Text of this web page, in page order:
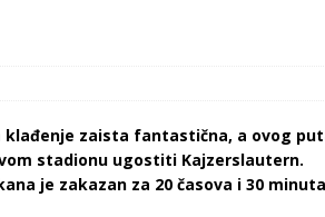
klađenje zaista fantastična, a ovog
stadionu ugostiti Kajzerslautern.
je zakazan za 20 časova i 30